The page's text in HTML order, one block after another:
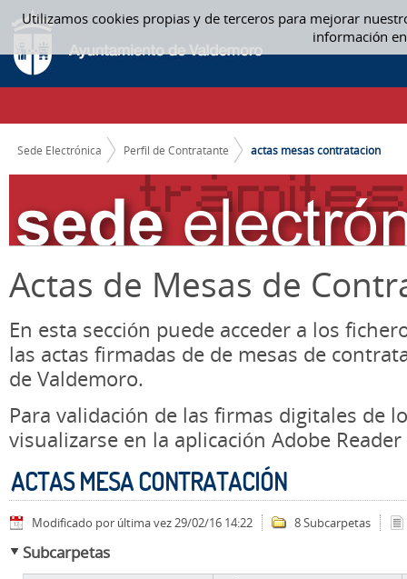
Utilizamos cookies propias y de terceros para mejorar
información
Saltar al contenido
ACTAS MESA CONTRATACIÓN - ACTAS MESAS CONTRATACION
CAMINO DE MIGAS
Sede Electrónica Perfil de Contratante actas mesas contratacion
Actas de Mesas de
En esta sección puede acceder a los
las actas firmadas de de mesas de
de Valdemoro.
Para validación de las firmas digitales de
visualizarse en la aplicación Adobe Reader
ACTAS MESA CONTRATACIÓN
Modificado por última vez 29/02/16 14:22 8 Subcarpetas
Subcarpetas